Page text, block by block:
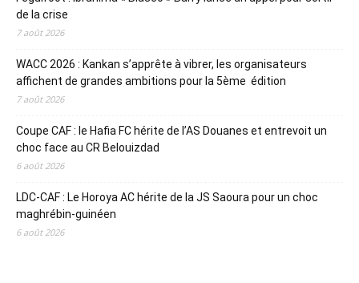
de la crise
7 août 2026
WACC 2026 : Kankan s’apprête à vibrer, les organisateurs
affichent de grandes ambitions pour la 5ème édition
7 août 2026
Coupe CAF : le Hafia FC hérite de l’AS Douanes et entrevoit un
choc face au CR Belouizdad
6 août 2026
LDC-CAF : Le Horoya AC hérite de la JS Saoura pour un choc
maghrébin-guinéen
6 août 2026